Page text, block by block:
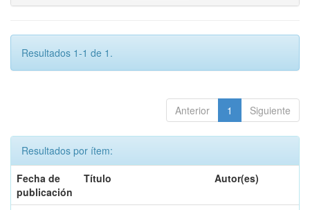
Resultados 1-1 de 1.
Anterior 1 Siguiente
Resultados por ítem:
Fecha de
publicación
Título Autor(es)